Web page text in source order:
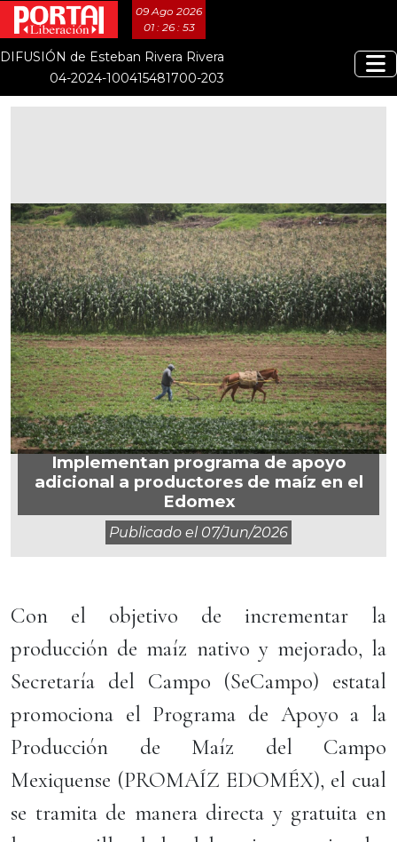
09 Ago 2026
01 : 26 : 54
DIFUSIÓN de Esteban Rivera Rivera
04-2024-100415481700-203
Implementan programa de apoyo
adicional a productores de maíz en el
Edomex
Publicado el 07/jun/2026
Con el objetivo de incrementar la
producción de maíz nativo y mejorado, la
Secretaría del Campo (SeCampo) estatal
promociona el Programa de Apoyo a la
Producción de Maíz del Campo
Mexiquense (PROMAÍZ EDOMÉX), el cual
se tramita de manera directa y gratuita en